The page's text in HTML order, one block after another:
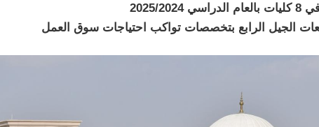
2024
الجيل الرابع بتخصصات تواكب احتياجات سوق العمل